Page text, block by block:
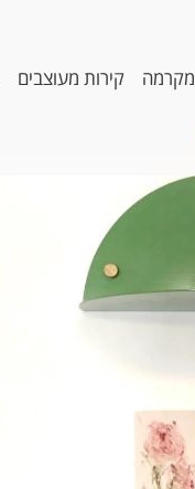
מקרמה קירות מעוצבים